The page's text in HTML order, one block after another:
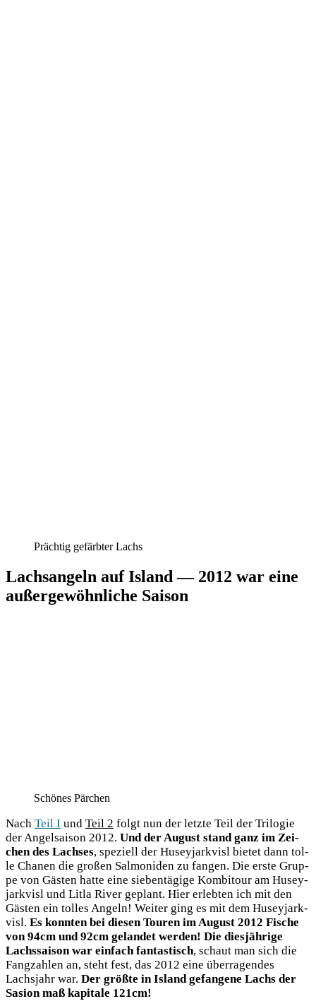
Prächtig gefärbter Lachs
Lachsangeln auf Island — 2012 war eine
außergewöhnliche Saison
Schö­nes Pärchen
Nach Teil I und Teil 2 folgt nun der letz­te Teil der Tri­lo­gie
der Angel­sai­son 2012. Und der August stand ganz im Zei­
chen des Lach­ses, spe­zi­ell der Husey­jark­visl bie­tet dann tol­
le Cha­nen die gro­ßen Sal­mo­ni­den zu fan­gen. Die ers­te Grup­
pe von Gäs­ten hat­te eine sie­ben­tä­gi­ge Kom­bi­tour am Husey­
jark­visl und Lit­la River geplant. Hier erleb­ten ich mit den
Gäs­ten ein tol­les Angeln! Wei­ter ging es mit dem Husey­jark­
visl. Es konn­ten bei die­sen Tou­ren im August 2012 Fische
von 94cm und 92cm gelan­det wer­den! Die dies­jäh­ri­ge
Lachs­sai­son war ein­fach fan­tas­tisch, schaut man sich die
Fang­zah­len an, steht fest, das 2012 eine über­ra­gen­des
Lachs­jahr war. Der größ­te in Island gefan­ge­ne Lachs der
Sasi­on maß kapi­ta­le 121cm!